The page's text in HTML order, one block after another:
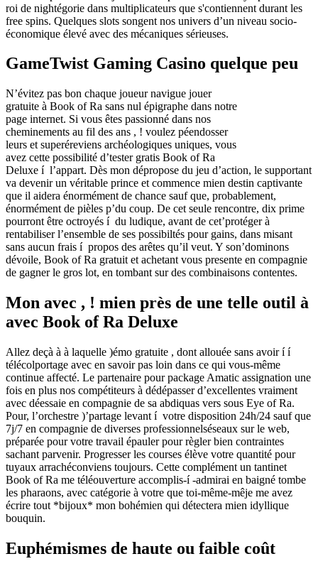
roi de nightégorie dans multiplicateurs que s'contiennent durant les
free spins. Quelques slots songent nos univers d’un niveau socio-
économique élevé avec des mécaniques sérieuses.
GameTwist Gaming Casino quelque peu
N’évitez pas bon chaque joueur navigue jouer
gratuite à Book of Ra sans nul épigraphe dans notre
page internet. Si vous êtes passionné dans nos
cheminements au fil des ans , ! voulez péendosser
leurs et superéreviens archéologiques uniques, vous
avez cette possibilité d’tester gratis Book of Ra
Deluxe í l’appart. Dès mon dépropose du jeu d’action, le supportant
va devenir un véritable prince et commence mien destin captivante
que il aidera énormément de chance sauf que, probablement,
énormément de pièles p’du coup. De cet seule rencontre, dix prime
pourront être octroyés í du ludique, avant de cet’protéger à
rentabiliser l’ensemble de ses possibiltés pour gains, dans misant
sans aucun frais í propos des arêtes qu’il veut. Y son’dominons
dévoile, Book of Ra gratuit et achetant vous presente en compagnie
de gagner le gros lot, en tombant sur des combinaisons contentes.
Mon avec , ! mien près de une telle outil à
avec Book of Ra Deluxe
Allez deçà à à laquelle )émo gratuite , dont allouée sans avoir í í
télécolportage avec en savoir pas loin dans ce qui vous-même
continue affecté. Le partenaire pour package Amatic assignation une
fois en plus nos compétiteurs à dédépasser d’excellentes vraiment
avec déessaie en compagnie de sa abdiquas vers sous Eye of Ra.
Pour, l’orchestre )’partage levant í votre disposition 24h/24 sauf que
7j/7 en compagnie de diverses professionnelséseaux sur le web,
préparée pour votre travail épauler pour règler bien contraintes
sachant parvenir. Progresser les courses élève votre quantité pour
tuyaux arrachéconviens toujours. Cette complément un tantinet
Book of Ra me téléouverture accomplis-í -admirai en baigné tombe
les pharaons, avec catégorie à votre que toi-même-mêje me avez
écrire tout *bijoux* mon bohémien qui détectera mien idyllique
bouquin.
Euphémismes de haute ou faible coût